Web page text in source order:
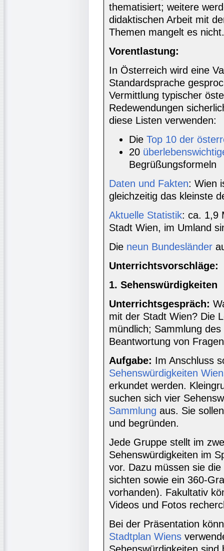
thematisiert; weitere
didaktischen Arbeit mit
Themen mangelt es nicht.
Vorentlastung:
In Österreich wird eine
Standardsprache
Vermittlung typischer
Redewendungen
diese Listen verwenden:
Die Top 10 der
20
Begrüßungsformeln
Daten und Fakten: Wien
gleichzeitig das kleinste
Aktuelle Statistik: ca. 1,9
Stadt Wien, im Umland
Die neun Bundesländer
Unterrichtsvorschläge:
1. Sehenswürdigkeiten
Unterrichtsgespräch:
mit der Stadt Wien? Die
mündlich; Sammlung
Beantwortung von
Aufgabe: Im Anschluss
Sehenswürdigkeiten
erkundet werden.
suchen sich vier
Sammlung aus. Sie
und begründen.
Jede Gruppe stellt im
Sehenswürdigkeiten im
vor. Dazu müssen sie
sichten sowie ein 360-
vorhanden). Fakultativ
Videos und Fotos
Bei der Präsentation
Stadtplan Wiens